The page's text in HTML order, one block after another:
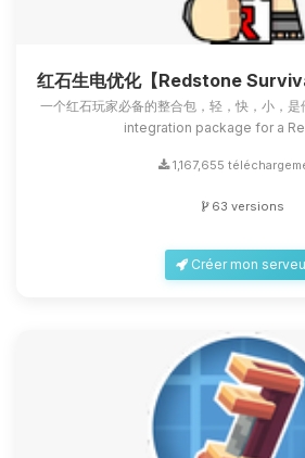
红石生电优化【Redstone
一个红石玩家必备的整合包，轻，快，小，
integration package for a
1,167,655
63 versions
Créer mon